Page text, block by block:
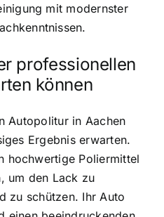
mit modernster
professionellen
können
Autopolitur in Aachen
Ergebnis erwarten.
hochwertige Poliermittel
um den Lack zu
zu schützen. Ihr Auto